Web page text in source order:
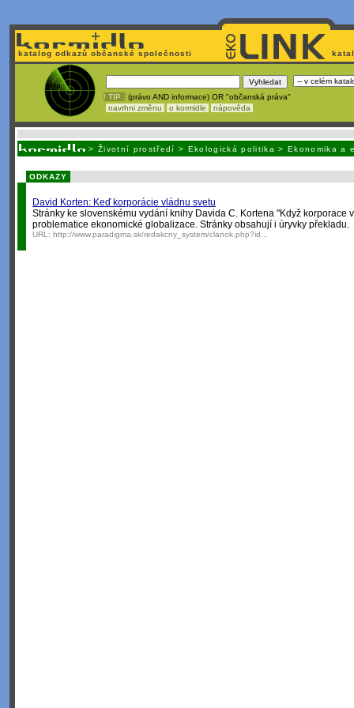
katalog odkazů občanské společnosti
! TIP : (právo AND informace) OR "občanská práva"
navrhni změnu
o kormidle nápověda
> Životní prostředí > Ekologická politika >Ekonomika a
ODKAZY
David Korten: Keď korporácie vládnu svetu
Stránky ke slovenskému vydání knihy Davida C. Kortena "Když korporace
problematice ekonomické globalizace. Stránky obsahují i úryvky překladu.
URL: http://www.paradigma.sk/redakcny_system/clanok.php?id...